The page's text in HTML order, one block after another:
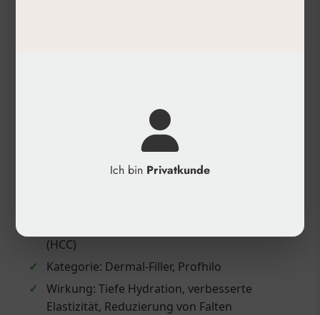
injizierbar (29G Nadel), 4 x FIGURA Body-
Patches, 1 x FIGURA Cream 150ml, 1 x
Schablone für Bauch und Oberarme
Anwendungsbereich: Körper (Bauch,
(HCC)
✓
Kategorie: Dermal-Filler, Profhilo
✓
Wirkung: Tiefe Hydration, verbesserte
Elastizität, Reduzierung von Falten
Ich bin Privatkunde